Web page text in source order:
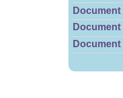
Document
Document
Document